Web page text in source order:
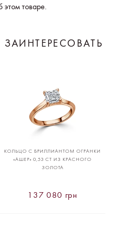
этом товаре.
КОЛЬЦО С БРИЛЛИАНТОМ ОГРАНКИ
«АШЕР» 0,53 CT ИЗ КРАСНОГО
ЗОЛОТА
137 080 грн